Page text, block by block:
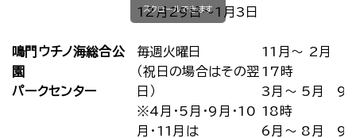
12月29日～1月3日
鳴門ウチノ海総合公
園
パークセンター
毎週火曜日
（祝日の場合はその翌
日）
※4月･5月･9月･10
月･11月は
11月～ 2月 9
17時
3月～ 5月 9
18時
6月～ 8月 9
スクロールできます